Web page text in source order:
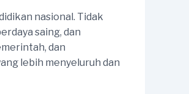
nasional. Tidak
saing, dan
dan
lebih menyeluruh dan